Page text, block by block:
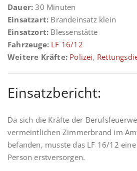
Dauer: 30 Minuten
Einsatzart: Brandeinsatz klein
Einsatzort: Blessenstätte
Fahrzeuge: LF 16/12
Weitere Kräfte: Polizei,
Einsatzbericht:
Da sich die Kräfte der
vermeintlichen Zimmerbrand im
befanden, musste das LF 16/12
Person erstversorgen.